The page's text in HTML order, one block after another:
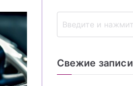
Свежие записи